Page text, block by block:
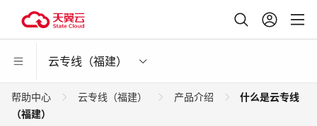
云专线（福建）
帮助中心 云专线（福建） 产品介绍
什么是云专线
（福建）